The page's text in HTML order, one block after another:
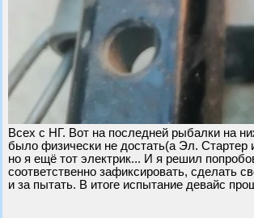
Всех с НГ. Вот на последней рыбалки на
было физически не достать(а Эл. Стартер
но я ещё тот электрик... И я решил
соответственно зафиксировать, сделать
и за пытать. В итоге испытание девайс